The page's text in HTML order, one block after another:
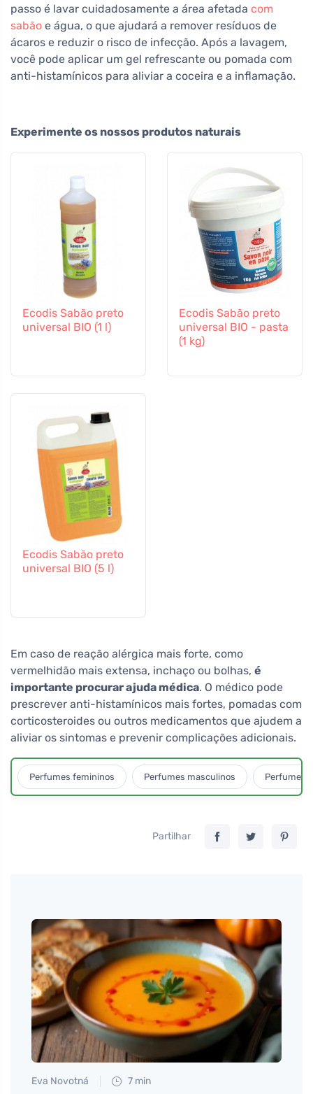
passo é lavar cuidadosamente a área afetada com
sabão e água, o que ajudará a remover resíduos de
ácaros e reduzir o risco de infecção. Após a lavagem,
você pode aplicar um gel refrescante ou pomada com
anti-histamínicos para aliviar a coceira e a inflamação.
Experimente os nossos produtos naturais
Ecodis Sabão preto
universal BIO (1 l)
Ecodis Sabão preto
universal BIO - pasta
(1 kg)
Ecodis Sabão preto
universal BIO (5 l)
Em caso de reação alérgica mais forte, como
vermelhidão mais extensa, inchaço ou bolhas, é
importante procurar ajuda médica. O médico pode
prescrever anti-histamínicos mais fortes, pomadas com
corticosteroides ou outros medicamentos que ajudem a
aliviar os sintomas e prevenir complicações adicionais.
Perfumes femininos Perfumes masculinos Perfumes
Partilhar
Eva Novotná 7 min